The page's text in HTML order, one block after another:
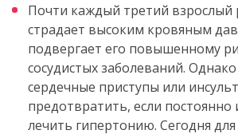
Почти каждый третий взрослый
страдает высоким кровяным
подвергает его повышенному
сосудистых заболеваний.
сердечные приступы или
предотвратить, если постоянно
лечить гипертонию. Сегодня